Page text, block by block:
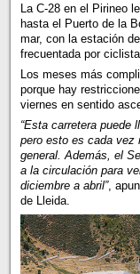
La C-28 en el Pirineo
hasta el Puerto de la
mar, con la estación
frecuentada por
Los meses más
porque hay
viernes en sentido
“Esta carretera puede
pero esto es cada vez
general. Además, el
a la circulación para
diciembre a abril”,
de Lleida.